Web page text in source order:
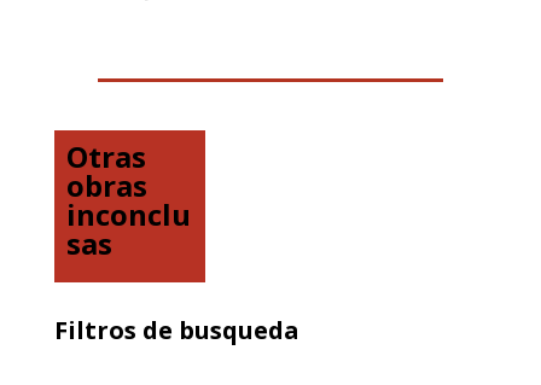
Otras
obras
inconclu
sas
Filtros de busqueda